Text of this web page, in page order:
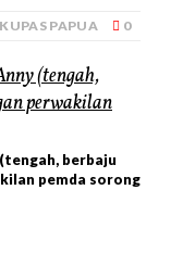
KUPAS PAPUA 0
berbaju
pemda sorong